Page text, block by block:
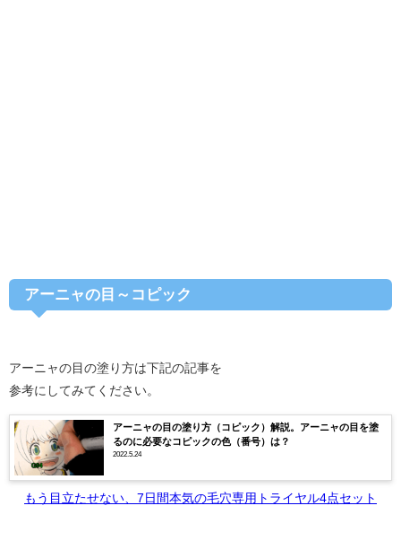
アーニャの目～コピック
アーニャの目の塗り方は下記の記事を
参考にしてみてください。
アーニャの目の塗り方（コピック）解説。アーニャの目を塗
るのに必要なコピックの色（番号）は？
2022.5.24
もう目立たせない、7日間本気の毛穴専用トライヤル4点セット